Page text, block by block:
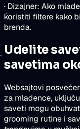
· Dizajner: Ako
koristiti filtere kako
brenda.
Udelite
savetima
Websajtovi
za mladence,
saveti mogu
grooming rutine i